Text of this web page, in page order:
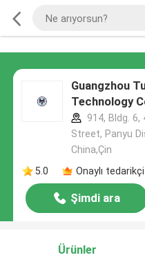
Guangzhou
Technology
914, Bldg.
Street, Panyu
China,Çin
5.0
Onaylı tedarikçi
Şimdi ara
Ürünler